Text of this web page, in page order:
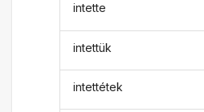
intette
intettük
intettétek